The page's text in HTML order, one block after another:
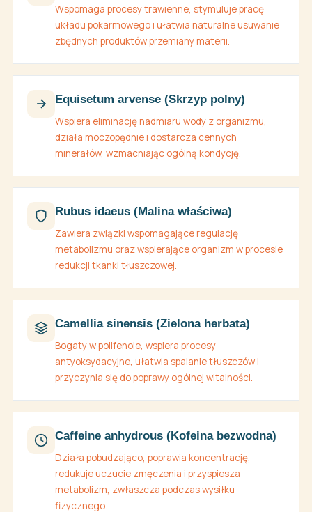
Wspomaga procesy trawienne, stymuluje pracę
układu pokarmowego i ułatwia naturalne usuwanie
zbędnych produktów przemiany materii.
Equisetum arvense (Skrzyp polny)
Wspiera eliminację nadmiaru wody z organizmu,
działa moczopędnie i dostarcza cennych
minerałów, wzmacniając ogólną kondycję.
Rubus idaeus (Malina właściwa)
Zawiera związki wspomagające regulację
metabolizmu oraz wspierające organizm w procesie
redukcji tkanki tłuszczowej.
Camellia sinensis (Zielona herbata)
Bogaty w polifenole, wspiera procesy
antyoksydacyjne, ułatwia spalanie tłuszczów i
przyczynia się do poprawy ogólnej witalności.
Caffeine anhydrous (Kofeina bezwodna)
Działa pobudzająco, poprawia koncentrację,
redukuje uczucie zmęczenia i przyspiesza
metabolizm, zwłaszcza podczas wysiłku
fizycznego.